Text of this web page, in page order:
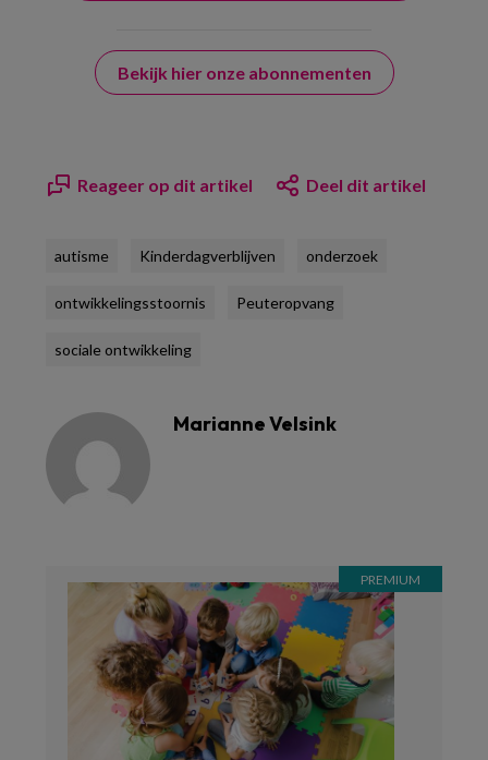
Bekijk hier onze abonnementen
Reageer op dit artikel Deel dit artikel
autisme Kinderdagverblijven onderzoek
ontwikkelingsstoornis Peuteropvang
sociale ontwikkeling
Marianne Velsink